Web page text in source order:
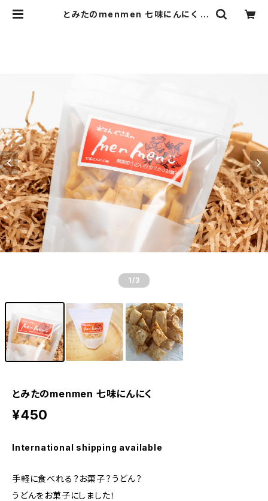
とみたのmenmen 七味にんにく |
1 /3
とみたのmenmen 七味にんにく
¥450
International shipping available
手軽に食べれる？お菓子？うどん？
うどんをお菓子にしました！